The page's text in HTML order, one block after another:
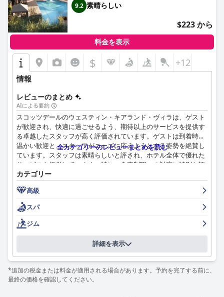
9.2 素晴らしい
$223 から
料金を表示
$ +12
情報
レビューのまとめ
AIによる要約
スコッツデールのウェスティン・キアランド・ヴィラは、ゲスト
が歓迎され、快適に過ごせるよう、期待以上のサービスを提供す
る卓越したスタッフが高く評価されています。ゲストは到着時の
温かい歓迎と、スタッフがニーズに応えようとする姿勢を絶賛し
ています。スタッフは素晴らしいと評され、ホテル全体で優れた
サービスを提供しています。特に、食事制限への対応に特別な評
価が与えられています。全体として、ゲストはウェスティン・キ
アランド・ヴィラのフレンドリーで気配りの行き届いたスタッフ
による手厚いケアに満足しています。
全カテゴリーのレビューまとめを読む
カテゴリー
高級
スパ
ジム
詳細を表示
*追加の税金または料金が適用される場合があります。予約を完了する前に、
最終の価格を確認してください。